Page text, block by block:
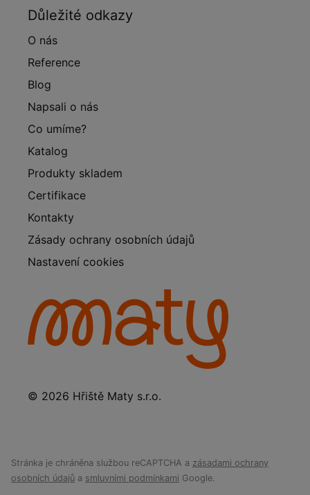
Důležité odkazy
O nás
Reference
Blog
Napsali o nás
Co umíme?
Katalog
Produkty skladem
Certifikace
Kontakty
Zásady ochrany osobních údajů
Nastavení cookies
© 2026 Hřiště Maty s.r.o.
Stránka je chráněna službou reCAPTCHA a zásadami ochrany
osobních údajů a smluvními podmínkami Google.